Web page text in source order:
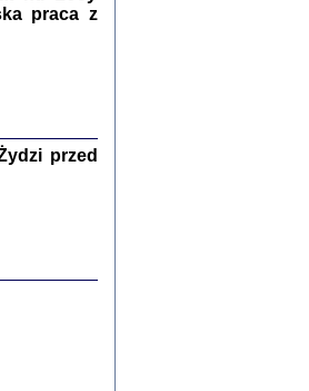
praca z
przed